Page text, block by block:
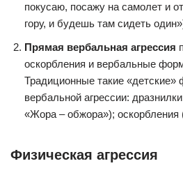
покусаю, посажу на самолет и
гору, и будешь там сидеть
Прямая вербальная агрессия
оскорбления и вербальные
Традиционные такие
вербальной агрессии:
«Жора – обжора»); оскорбления
Физическая агрессия